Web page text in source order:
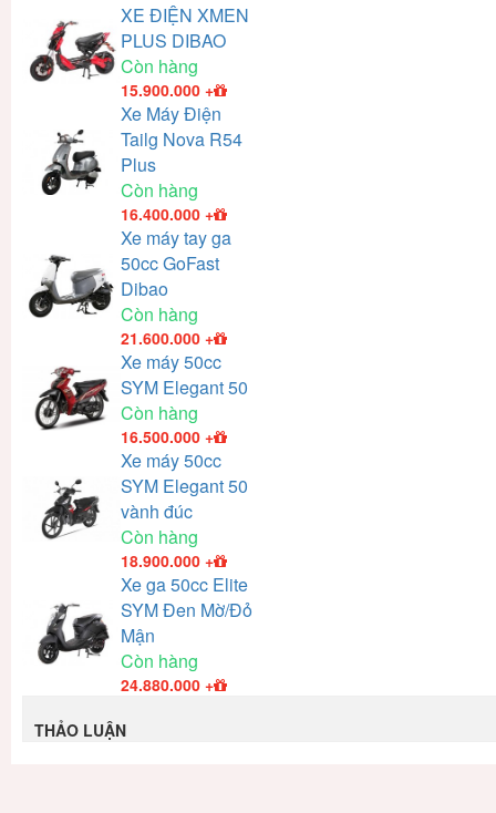
XE ĐIỆN XMEN
PLUS DIBAO
Còn hàng
15.900.000 +
Xe Máy Điện
Tailg Nova R54
Plus
Còn hàng
16.400.000 +
Xe máy tay ga
50cc GoFast
Dibao
Còn hàng
21.600.000 +
Xe máy 50cc
SYM Elegant 50
Còn hàng
16.500.000 +
Xe máy 50cc
SYM Elegant 50
vành đúc
Còn hàng
18.900.000 +
Xe ga 50cc Elite
SYM Đen Mờ/Đỏ
Mận
Còn hàng
24.880.000 +
THẢO LUẬN